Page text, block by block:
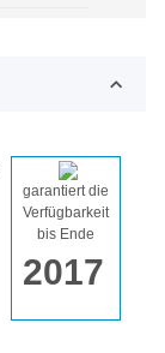
garantiert die
Verfügbarkeit
bis Ende
2017